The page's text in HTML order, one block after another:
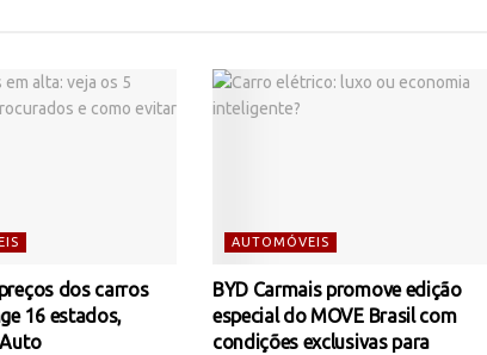
dos carros
16 estados,
AUTOMÓVEIS
BYD Carmais promove edição
especial do MOVE Brasil com
condições exclusivas para